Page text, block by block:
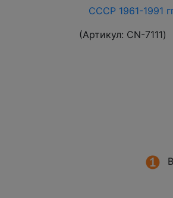
СССР 1961-1991
(Артикул: СN-7111)